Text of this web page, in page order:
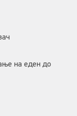
на еден до